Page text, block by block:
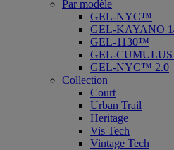
Par modèle
GEL-NYC™
GEL-KAYANO
GEL-1130™
GEL-
GEL-NYC™ 2.0
Collection
Court
Urban Trail
Heritage
Vis Tech
Vintage Tech